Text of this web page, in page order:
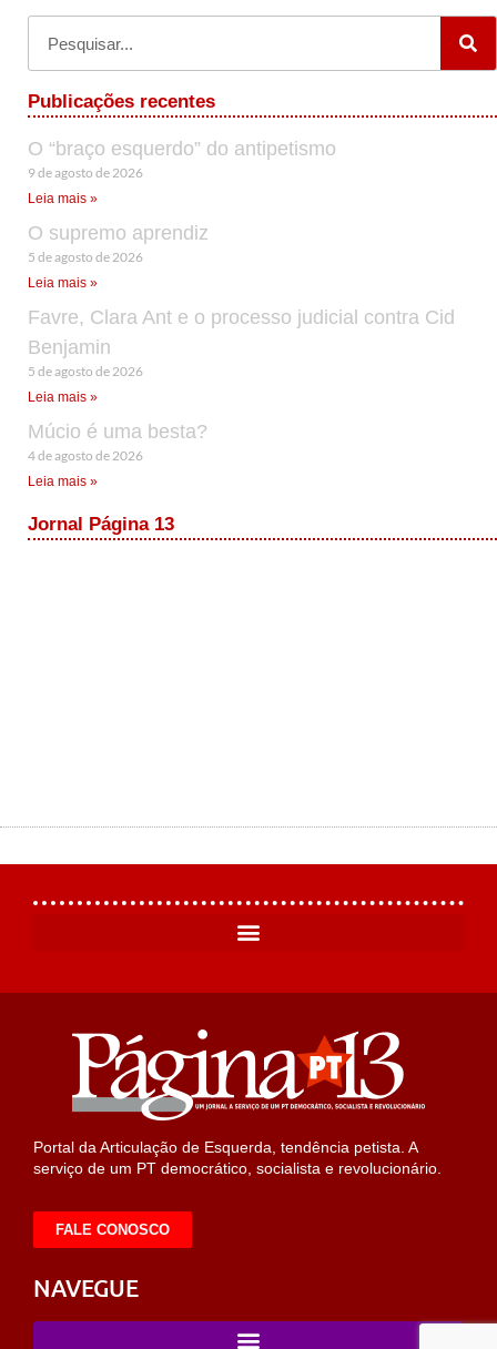
Publicações recentes
O “braço esquerdo” do antipetismo
9 de agosto de 2026
Leia mais »
O supremo aprendiz
5 de agosto de 2026
Leia mais »
Favre, Clara Ant e o processo judicial contra Cid
Benjamin
5 de agosto de 2026
Leia mais »
Múcio é uma besta?
4 de agosto de 2026
Leia mais »
Jornal Página 13
Portal da Articulação de Esquerda, tendência petista. A
serviço de um PT democrático, socialista e revolucionário.
FALE CONOSCO
NAVEGUE